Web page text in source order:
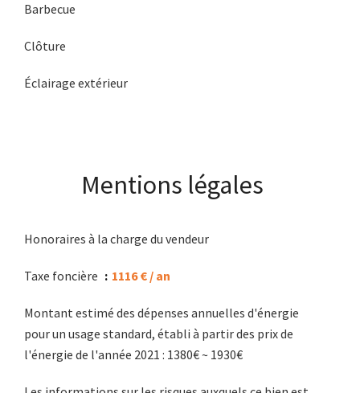
Barbecue
Clôture
Éclairage extérieur
Mentions légales
Honoraires à la charge du vendeur
Taxe foncière 1116 € / an
Montant estimé des dépenses annuelles d'énergie
pour un usage standard, établi à partir des prix de
l'énergie de l'année 2021 : 1380€ ~ 1930€